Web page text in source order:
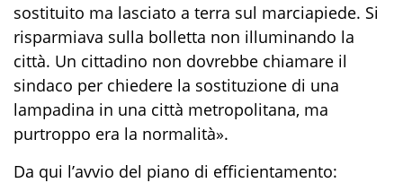
sostituito ma lasciato a terra sul marciapiede. Si
risparmiava sulla bolletta non illuminando la
città. Un cittadino non dovrebbe chiamare il
sindaco per chiedere la sostituzione di una
lampadina in una città metropolitana, ma
purtroppo era la normalità».
Da qui l’avvio del piano di efficientamento: